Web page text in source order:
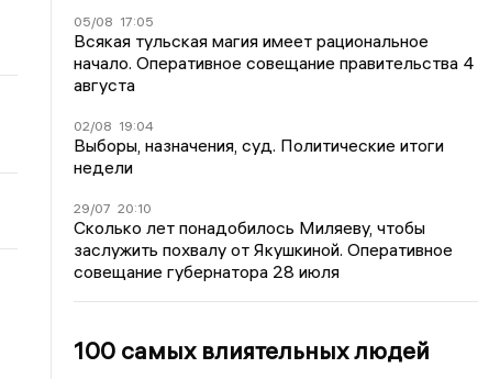
05/08 17:05
Всякая тульская магия имеет рациональное
начало. Оперативное совещание правительства 4
августа
02/08 19:04
Выборы, назначения, суд. Политические итоги
недели
29/07 20:10
Сколько лет понадобилось Миляеву, чтобы
заслужить похвалу от Якушкиной. Оперативное
совещание губернатора 28 июля
100 самых влиятельных людей